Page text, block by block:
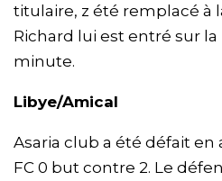
titulaire, z été remplacé à
Richard lui est entré sur la
minute.
Libye/Amical
Asaria club a été défait en
FC 0 but contre 2. Le